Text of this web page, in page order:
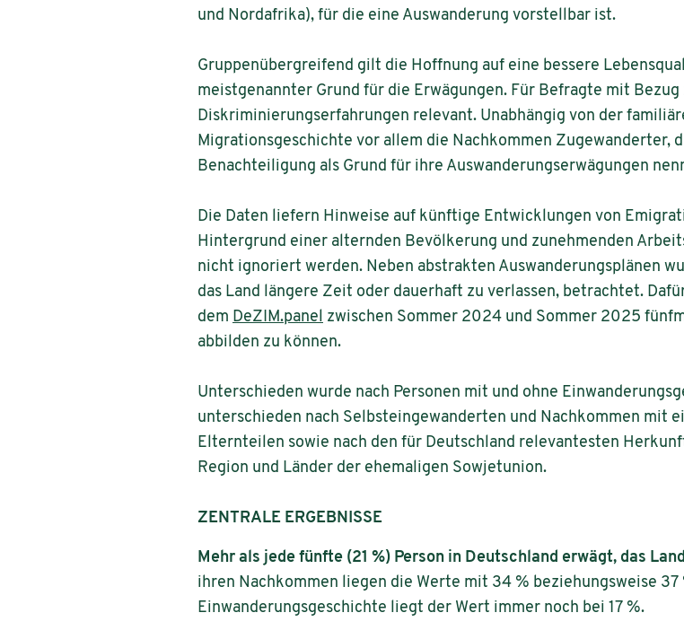
und Nordafrika), für die eine Auswanderung vorstellbar ist.
Gruppenübergreifend gilt die Hoffnung auf eine bessere
meistgenannter Grund für die Erwägungen. Für Befragte mit
Diskriminierungserfahrungen relevant. Unabhängig von der
Migrationsgeschichte vor allem die Nachkommen Zugewanderter,
Benachteiligung als Grund für ihre Auswanderungserwägungen
Die Daten liefern Hinweise auf künftige Entwicklungen von
Hintergrund einer alternden Bevölkerung und zunehmenden
nicht ignoriert werden. Neben abstrakten Auswanderungsplänen
das Land längere Zeit oder dauerhaft zu verlassen, betrachtet.
dem DeZIM.panel zwischen Sommer 2024 und Sommer 2025
abbilden zu können.
Unterschieden wurde nach Personen mit und ohne
unterschieden nach Selbsteingewanderten und Nachkommen mit
Elternteilen sowie nach den für Deutschland relevantesten
Region und Länder der ehemaligen Sowjetunion.
ZENTRALE ERGEBNISSE
Mehr als jede fünfte (21 %) Person in Deutschland erwägt, das
ihren Nachkommen liegen die Werte mit 34 % beziehungsweise
Einwanderungsgeschichte liegt der Wert immer noch bei 17 %.